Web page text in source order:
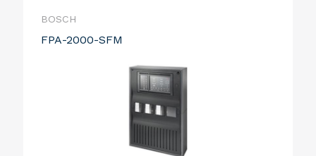
BOSCH
FPA-2000-SFM